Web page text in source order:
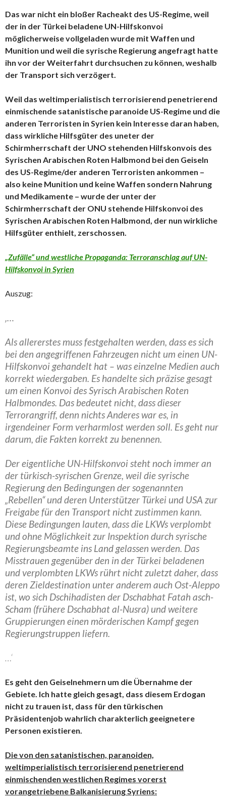
Das war nicht ein bloßer Racheakt des US-Regime, weil
der in der Türkei beladene UN-Hilfskonvoi
möglicherweise vollgeladen wurde mit Waffen und
Munition und weil die syrische Regierung angefragt hatte
ihn vor der Weiterfahrt durchsuchen zu können, weshalb
der Transport sich verzögert.
Weil das weltimperialistisch terrorisierend penetrierend
einmischende satanistische paranoide US-Regime und die
anderen Terroristen in Syrien kein Interesse daran haben,
dass wirkliche Hilfsgüter des uneter der
Schirmherrschaft der UNO stehenden Hilfskonvois des
Syrischen Arabischen Roten Halbmond bei den Geiseln
des US-Regime/der anderen Terroristen ankommen –
also keine Munition und keine Waffen sondern Nahrung
und Medikamente – wurde der unter der
Schirmherrschaft der ONU stehende Hilfskonvoi des
Syrischen Arabischen Roten Halbmond, der nun wirkliche
Hilfsgüter enthielt, zerschossen.
„Zufälle“ und westliche Propaganda: Terroranschlag auf UN-
Hilfskonvoi in Syrien
Auszug:
‚…
Als allererstes muss festgehalten werden, dass es sich
bei den angegriffenen Fahrzeugen nicht um einen UN-
Hilfskonvoi gehandelt hat – was einzelne Medien auch
korrekt wiedergaben. Es handelte sich präzise gesagt
um einen Konvoi des Syrisch Arabischen Roten
Halbmondes. Das bedeutet nicht, dass dieser
Terrorangriff, denn nichts Anderes war es, in
irgendeiner Form verharmlost werden soll. Es geht nur
darum, die Fakten korrekt zu benennen.
Der eigentliche UN-Hilfskonvoi steht noch immer an
der türkisch-syrischen Grenze, weil die syrische
Regierung den Bedingungen der sogenannten
„Rebellen“ und deren Unterstützer Türkei und USA zur
Freigabe für den Transport nicht zustimmen kann.
Diese Bedingungen lauten, dass die LKWs verplombt
und ohne Möglichkeit zur Inspektion durch syrische
Regierungsbeamte ins Land gelassen werden. Das
Misstrauen gegenüber den in der Türkei beladenen
und verplombten LKWs rührt nicht zuletzt daher, dass
deren Zieldestination unter anderem auch Ost-Aleppo
ist, wo sich Dschihadisten der Dschabhat Fatah asch-
Scham (frühere Dschabhat al-Nusra) und weitere
Gruppierungen einen mörderischen Kampf gegen
Regierungstruppen liefern.
…‘
Es geht den Geiselnehmern um die Übernahme der
Gebiete. Ich hatte gleich gesagt, dass diesem Erdogan
nicht zu trauen ist, dass für den türkischen
Präsidentenjob wahrlich charakterlich geeignetere
Personen existieren.
Die von den satanistischen, paranoiden,
weltimperialistisch terrorisierend penetrierend
einmischenden westlichen Regimes vorerst
vorangetriebene Balkanisierung Syriens: